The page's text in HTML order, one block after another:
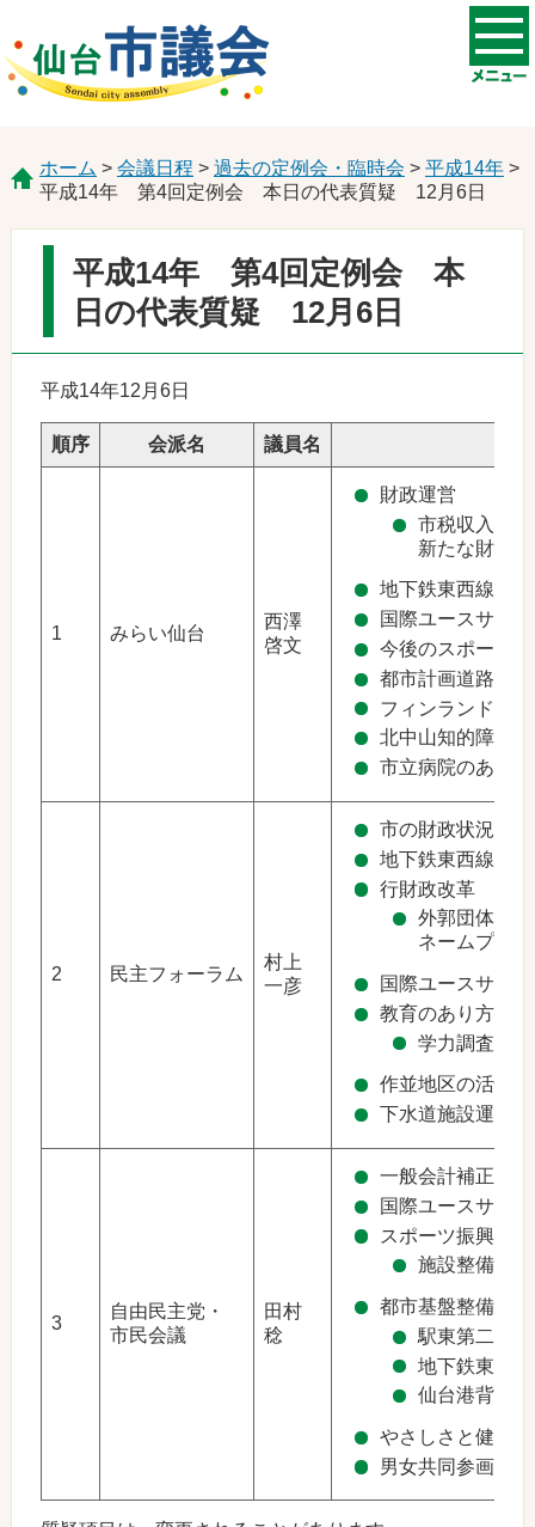
ホーム > 会議日程 > 過去の定例会・臨時会 > 平成14年>
平成14年 第4回定例会 本日の代表質疑 12月6日
平成14年 第4回定例会 本
日の代表質疑 12月6日
平成14年12月6日
順序 会派名 議員名
1 みらい仙台
西澤
啓文
財政運営
市税収入の
新たな財政
地下鉄東西線整
国際ユースサッ
今後のスポーツ
都市計画道路北
フィンランド型
北中山知的障害
市立病院のあり
2 民主フォーラム
村上
一彦
市の財政状況
地下鉄東西線整
行財政改革
外郭団体、
ネームプレ
国際ユースサッ
教育のあり方
学力調査、
作並地区の活性化
下水道施設運転
3
自由民主党・
市民会議
田村
稔
一般会計補正予
国際ユースサッ
スポーツ振興策
施設整備、
都市基盤整備
駅東第二土
地下鉄東西
仙台港背後
やさしさと健や
男女共同参画